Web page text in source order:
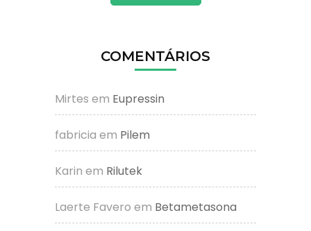
COMENTÁRIOS
Mirtes em Eupressin
fabricia em Pilem
Karin em Rilutek
Laerte Favero em Betametasona